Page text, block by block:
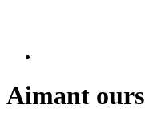
Aimant